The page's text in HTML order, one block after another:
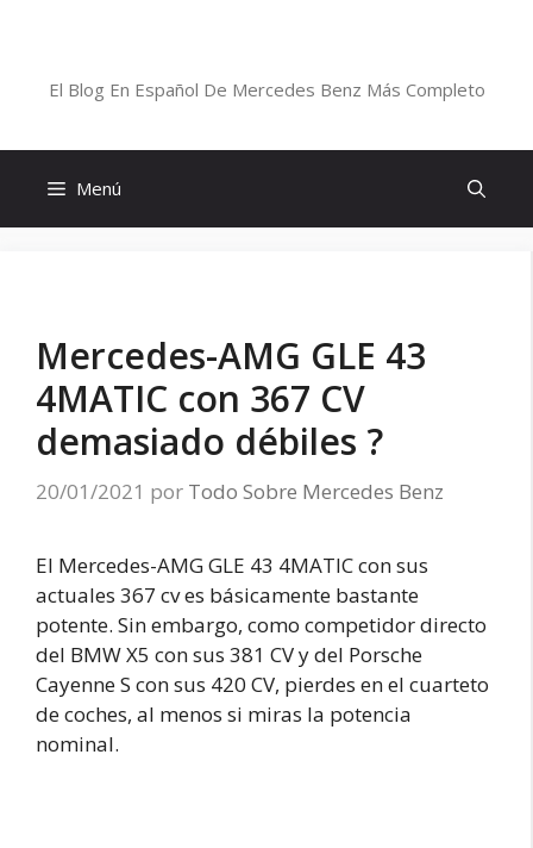
El Blog En Español De Mercedes Benz Más Completo
Menú
Mercedes-AMG GLE 43
4MATIC con 367 CV
demasiado débiles ?
20/01/2021 por Todo Sobre Mercedes Benz
El Mercedes-AMG GLE 43 4MATIC con sus
actuales 367 cv es básicamente bastante
potente. Sin embargo, como competidor directo
del BMW X5 con sus 381 CV y del Porsche
Cayenne S con sus 420 CV, pierdes en el cuarteto
de coches, al menos si miras la potencia
nominal.